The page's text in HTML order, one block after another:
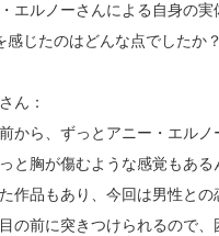
エルノーさんによる自身の
感じたのはどんな点でしたか？
ん：
から、ずっとアニー・エル
と胸が傷むような感覚もあ
作品もあり、今回は男性と
の前に突きつけられるので、